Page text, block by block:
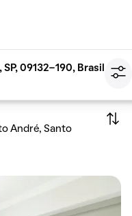
09132-190, Brasil
André, Santo